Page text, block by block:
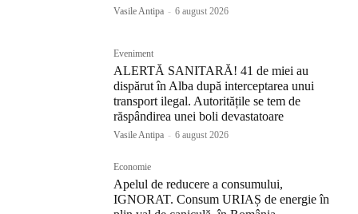
Vasile Antipa - 6 august 2026
Eveniment
ALERTĂ SANITARĂ! 41 de miei au
dispărut în Alba după interceptarea unui
transport ilegal. Autoritățile se tem de
răspândirea unei boli devastatoare
Vasile Antipa - 6 august 2026
Economie
Apelul de reducere a consumului,
IGNORAT. Consum URIAȘ de energie în